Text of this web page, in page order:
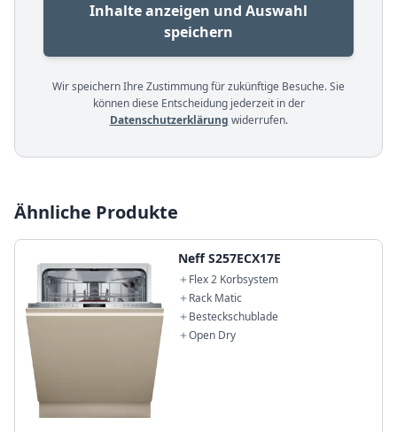
Inhalte anzeigen und Auswahl
speichern
Wir speichern Ihre Zustimmung für zukünftige Besuche. Sie
können diese Entscheidung jederzeit in der
Datenschutzerklärung widerrufen.
Ähnliche Produkte
Neff S257ECX17E
Flex 2 Korbsystem
Rack Matic
Besteckschublade
Open Dry